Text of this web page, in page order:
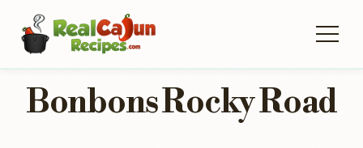
Bonbons Rocky Road